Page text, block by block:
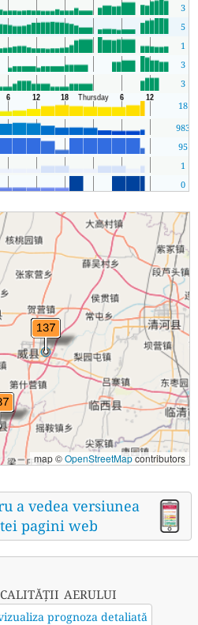
3
5
1
3
3
18
983
95
1
0
map ©OpenStreetMapcontributors
a vedea versiunea
pagini web
calității aerului
prognoza detaliată